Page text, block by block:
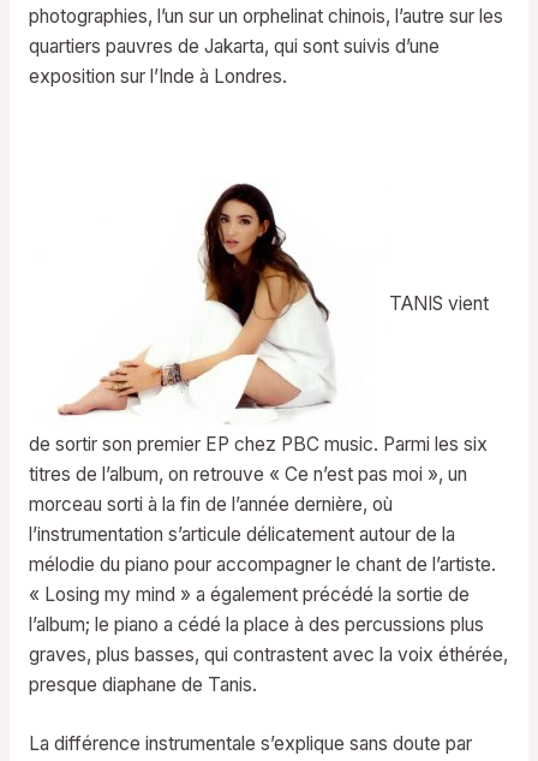
photographies, l’un sur un orphelinat chinois, l’autre sur les
quartiers pauvres de Jakarta, qui sont suivis d’une
exposition sur l’Inde à Londres.
TANIS vient
de sortir son premier EP chez PBC music. Parmi les six
titres de l’album, on retrouve « Ce n’est pas moi », un
morceau sorti à la fin de l’année dernière, où
l’instrumentation s’articule délicatement autour de la
mélodie du piano pour accompagner le chant de l’artiste.
« Losing my mind » a également précédé la sortie de
l’album; le piano a cédé la place à des percussions plus
graves, plus basses, qui contrastent avec la voix éthérée,
presque diaphane de Tanis.
La différence instrumentale s’explique sans doute par